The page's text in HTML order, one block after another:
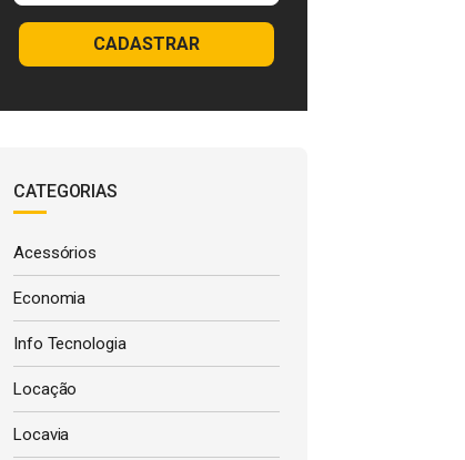
CADASTRAR
CATEGORIAS
Acessórios
Economia
Info Tecnologia
Locação
Locavia